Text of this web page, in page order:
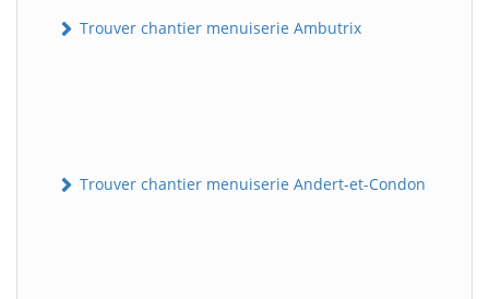
Trouver chantier menuiserie Ambutrix
Trouver chantier menuiserie Andert-et-Condon